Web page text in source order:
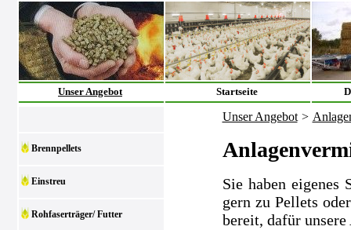
Unser Angebot Startseite
Brennpellets
Einstreu
Rohfaserträger/ Futter
Unser Angebot >
Sie haben eigenes
gern zu Pellets
bereit, dafür